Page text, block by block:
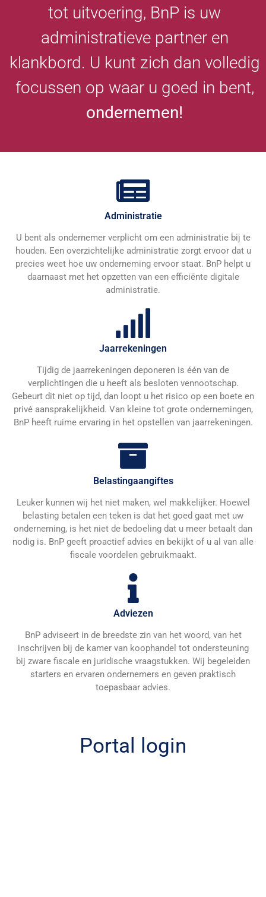
tot uitvoering, BnP is uw
administratieve partner en
klankbord. U kunt zich dan volledig
focussen op waar u goed in bent,
ondernemen!
Administratie
U bent als ondernemer verplicht om een administratie bij te
houden. Een overzichtelijke administratie zorgt ervoor dat u
precies weet hoe uw onderneming ervoor staat. BnP helpt u
daarnaast met het opzetten van een efficiënte digitale
administratie.
Jaarrekeningen
Tijdig de jaarrekeningen deponeren is één van de
verplichtingen die u heeft als besloten vennootschap.
Gebeurt dit niet op tijd, dan loopt u het risico op een boete en
privé aansprakelijkheid. Van kleine tot grote ondernemingen,
BnP heeft ruime ervaring in het opstellen van jaarrekeningen.
Belastingaangiftes
Leuker kunnen wij het niet maken, wel makkelijker. Hoewel
belasting betalen een teken is dat het goed gaat met uw
onderneming, is het niet de bedoeling dat u meer betaalt dan
nodig is. BnP geeft proactief advies en bekijkt of u al van alle
fiscale voordelen gebruikmaakt.
Adviezen
BnP adviseert in de breedste zin van het woord, van het
inschrijven bij de kamer van koophandel tot ondersteuning
bij zware fiscale en juridische vraagstukken. Wij begeleiden
starters en ervaren ondernemers en geven praktisch
toepasbaar advies.
Portal login